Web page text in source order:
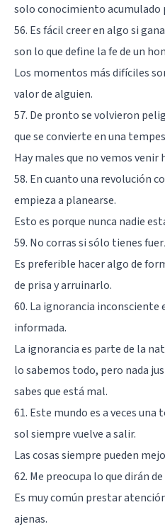
solo conocimiento acumulado
56. Es fácil creer en algo si
son lo que define la fe de un
Los momentos más difíciles
valor de alguien.
57. De pronto se volvieron
que se convierte en una
Hay males que no vemos venir
58. En cuanto una revolución
empieza a planearse.
Esto es porque nunca nadie
59. No corras si sólo tienes
Es preferible hacer algo de
de prisa y arruinarlo.
60. La ignorancia inconsciente
informada.
La ignorancia es parte de la
lo sabemos todo, pero nada
sabes que está mal.
61. Este mundo es a veces
sol siempre vuelve a salir.
Las cosas siempre pueden
62. Me preocupa lo que dirán
Es muy común prestar
ajenas.